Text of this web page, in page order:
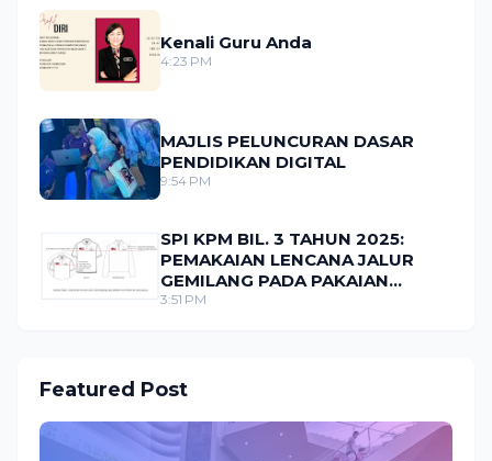
Kenali Guru Anda
4:23 PM
MAJLIS PELUNCURAN DASAR
PENDIDIKAN DIGITAL
9:54 PM
SPI KPM BIL. 3 TAHUN 2025:
PEMAKAIAN LENCANA JALUR
GEMILANG PADA PAKAIAN
SERAGAM MURID
3:51 PM
Featured Post